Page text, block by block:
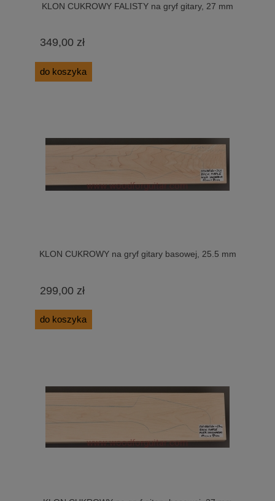
KLON CUKROWY FALISTY na gryf gitary, 27 mm
349,00 zł
do koszyka
KLON CUKROWY na gryf gitary basowej, 25.5 mm
299,00 zł
do koszyka